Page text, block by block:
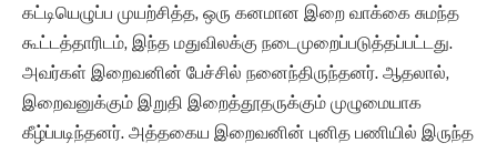
கட்டியெழுப்ப முயற்சித்த, ஒரு கனமான இறை வாக்கை சுமந்த
கூட்டத்தாரிடம், இந்த மதுவிலக்கு நடைமுறைப்படுத்தப்பட்டது.
அவர்கள் இறைவனின் பேச்சில் நனைந்திருந்தனர். ஆதலால்,
இறைவனுக்கும் இறுதி இறைத்தூதருக்கும் முழுமையாக
கீழ்ப்படிந்தனர். அத்தகைய இறைவனின் புனித பணியில் இருந்த